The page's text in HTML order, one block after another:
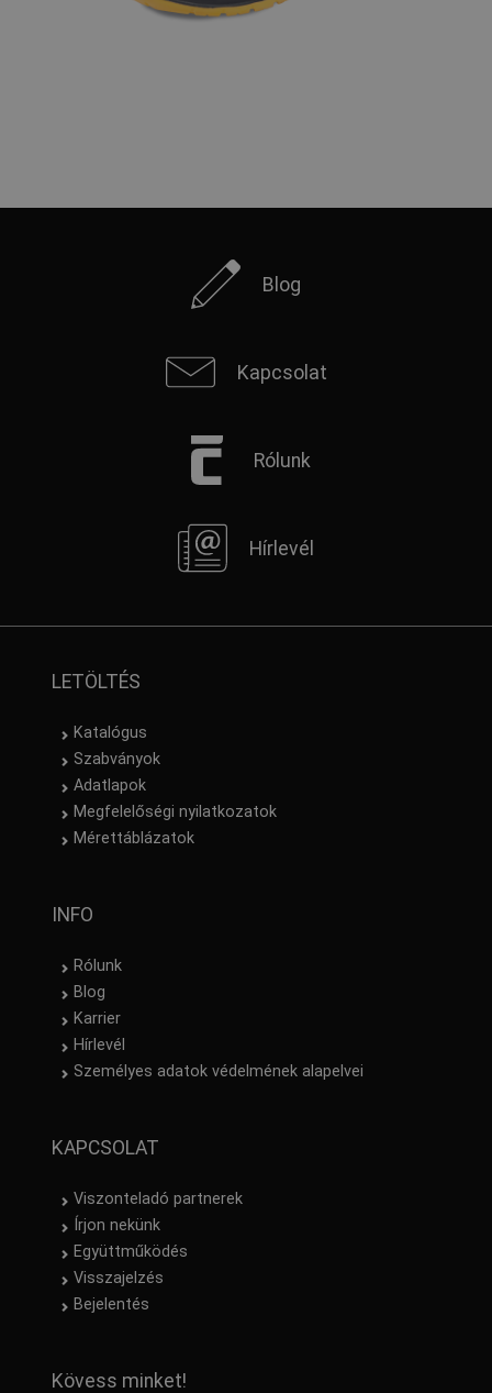
Blog
Kapcsolat
Rólunk
Hírlevél
LETÖLTÉS
Katalógus
Szabványok
Adatlapok
Megfelelőségi nyilatkozatok
Mérettáblázatok
INFO
Rólunk
Blog
Karrier
Hírlevél
Személyes adatok védelmének alapelvei
KAPCSOLAT
Viszonteladó partnerek
Írjon nekünk
Együttműködés
Visszajelzés
Bejelentés
Kövess minket!